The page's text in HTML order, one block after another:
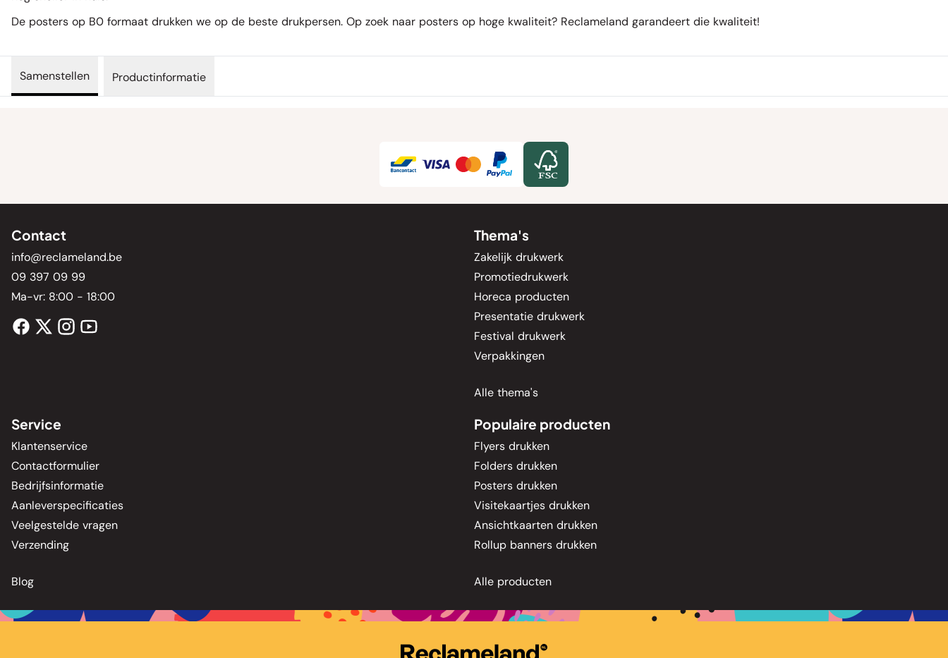
De posters op B0 formaat drukken we op de beste drukpersen. Op zoek naar posters op hoge kwaliteit? Reclameland garandeert die kwaliteit!
Samenstellen Productinformatie
Contact
info@reclameland.be
09 397 09 99
Ma-vr: 8:00 - 18:00
Thema's
Zakelijk drukwerk
Promotiedrukwerk
Horeca producten
Presentatie drukwerk
Festival drukwerk
Verpakkingen
Alle thema's
Service
Klantenservice
Contactformulier
Bedrijfsinformatie
Aanleverspecificaties
Veelgestelde vragen
Verzending
Blog
Populaire producten
Flyers drukken
Folders drukken
Posters drukken
Visitekaartjes drukken
Ansichtkaarten drukken
Rollup banners drukken
Alle producten